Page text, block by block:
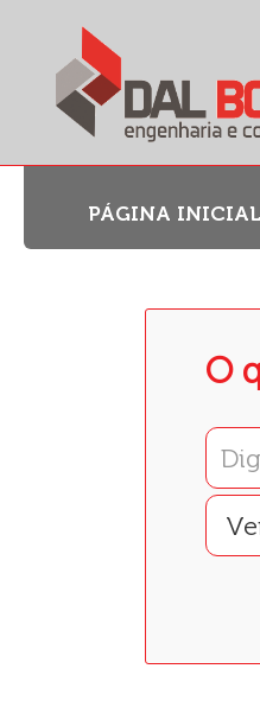
PÁGINA INICIAL
O